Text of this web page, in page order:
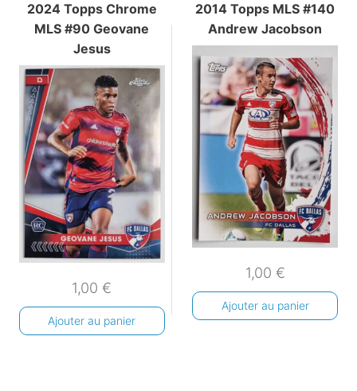
2024 Topps Chrome
MLS #90 Geovane
Jesus
1,00€
Ajouter au panier
2014 Topps MLS #140
Andrew Jacobson
1,00 €
Ajouter au panier